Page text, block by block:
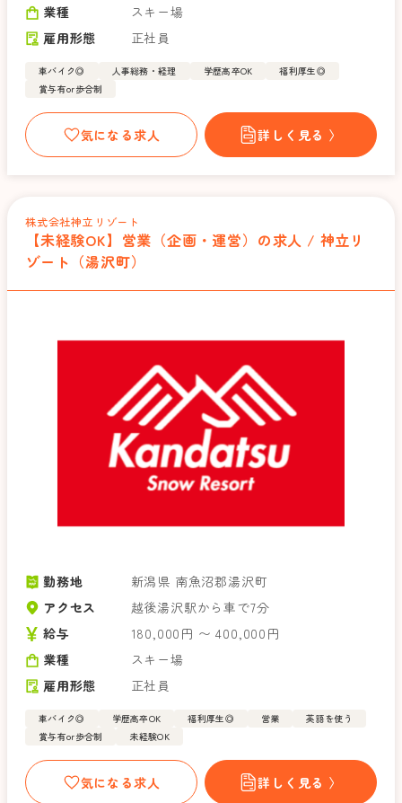
業種
スキー場
雇用形態
正社員
車バイク◎ 人事総務・経理 学歴高卒OK
福利厚生◎
賞与有or歩合制
気になる求人 詳しく見る 〉
株式会社神立リゾート
【未経験OK】営業（企画・運営）の求人 / 神立リ
ゾート（湯沢町）
勤務地
新潟県 南魚沼郡湯沢町
アクセス
越後湯沢駅から車で7分
給与
180,000円 〜 400,000円
業種
スキー場
雇用形態
正社員
車バイク◎ 学歴高卒OK 福利厚生◎ 営業
英語を使う
賞与有or歩合制
未経験OK
気になる求人 詳しく見る 〉